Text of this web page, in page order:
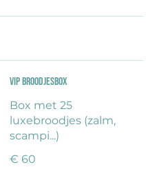
VIP broodjesbox
Box met 25
luxebroodjes (zalm,
scampi...)
€ 60